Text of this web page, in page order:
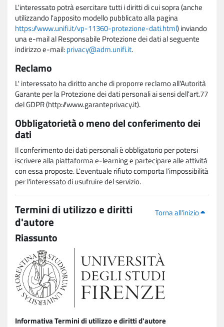
L'interessato potrà esercitare tutti i diritti di cui sopra (anche
utilizzando l'apposito modello pubblicato alla pagina
https://www.unifi.it/vp-11360-protezione-dati.html) inviando
una e-mail al Responsabile Protezione dei dati al seguente
indirizzo e-mail:privacy@adm.unifi.it.
Reclamo
L' interessato ha diritto anche di proporre reclamo all'Autorità
Garante per la Protezione dei dati personali ai sensi dell'art.77
del GDPR (http://www.garanteprivacy.it).
Obbligatorietà o meno del conferimento dei
dati
Il conferimento dei dati personali è obbligatorio per potersi
iscrivere alla piattaforma e-learning e partecipare alle attività
con essa proposte. L'eventuale rifiuto comporta l'impossibilità
per l'interessato di usufruire del servizio.
Torna all'inizio
Termini di utilizzo e diritti
d'autore
Riassunto
Informativa Termini di utilizzo e diritti d'autore